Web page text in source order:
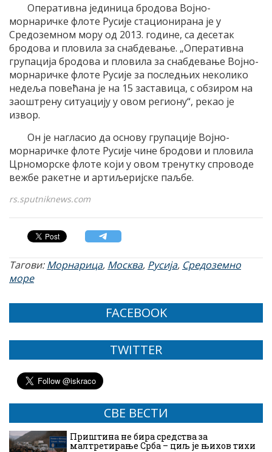
Оперативна јединица бродова Војно-
морнаричке флоте Русије стационирана је у
Средоземном мору од 2013. године, са десетак
бродова и пловила за снабдевање. „Оперативна
групација бродова и пловила за снабдевање Војно-
морнаричке флоте Русије за последњих неколико
недеља повећана је на 15 заставица, с обзиром на
заоштрену ситуацију у овом региону“, рекао је
извор.
Он је нагласио да основу групације Војно-
морнаричке флоте Русије чине бродови и пловила
Црноморске флоте који у овом тренутку спроводе
вежбе ракетне и артиљеријске паљбе.
rs.sputniknews.com
Тагови:Морнарица, Москва, Русија, Средоземно
море
FACEBOOK
TWITTER
СВЕ ВЕСТИ
Приштина не бира средства за
малтретирање Срба – циљ је њихов тихи